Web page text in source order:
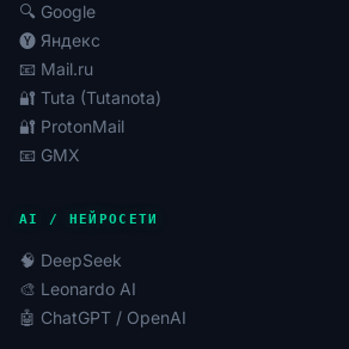
🔍 Google
🅨 Яндекс
📧 Mail.ru
🔐 Tuta (Tutanota)
🔐 ProtonMail
📧 GMX
AI / НЕЙРОСЕТИ
🧠 DeepSeek
🎨 Leonardo AI
🤖 ChatGPT / OpenAI